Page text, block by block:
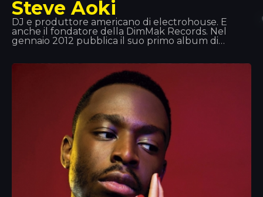
Steve Aoki
DJ e produttore americano di electrohouse. È
anche il fondatore della DimMak Records. Nel
gennaio 2012 pubblica il suo primo album di
Da quel momento in poi la sua ascesa alla fama è
stata così rapida da renderlo uno dei migliori DJ al
mondo. Aoki possiede anche una linea di cuffie
musicali, un'agenzia di booking per artisti, una
rivista... Una vera e propria macchina!